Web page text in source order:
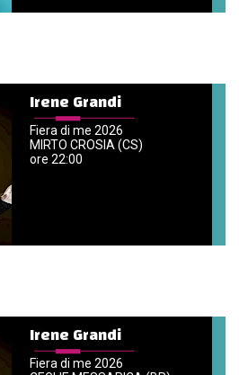
Irene Grandi
Fiera di me 2026
MIRTO CROSIA (CS)
ore 22:00
Irene Grandi
Fiera di me 2026